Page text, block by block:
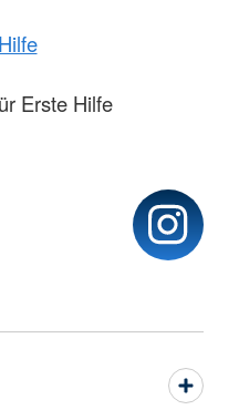
Erste Hilfe